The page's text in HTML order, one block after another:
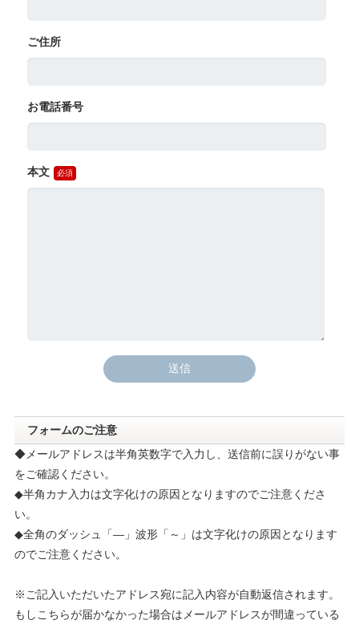
ご住所
お電話番号
本文
フォームのご注意
◆メールアドレスは半角英数字で入力し、送信前に誤りがない事
をご確認ください。
◆半角カナ入力は文字化けの原因となりますのでご注意くださ
い。
◆全角のダッシュ「―」波形「～」は文字化けの原因となります
のでご注意ください。
※ご記入いただいたアドレス宛に記入内容が自動返信されます。
もしこちらが届かなかった場合はメールアドレスが間違っている